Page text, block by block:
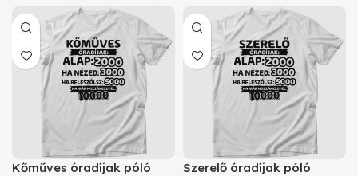
Kőműves óradíjak póló Szerelő óradíjak póló